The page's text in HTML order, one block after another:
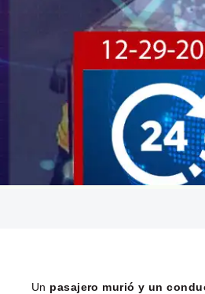
Un pasajero murió y un